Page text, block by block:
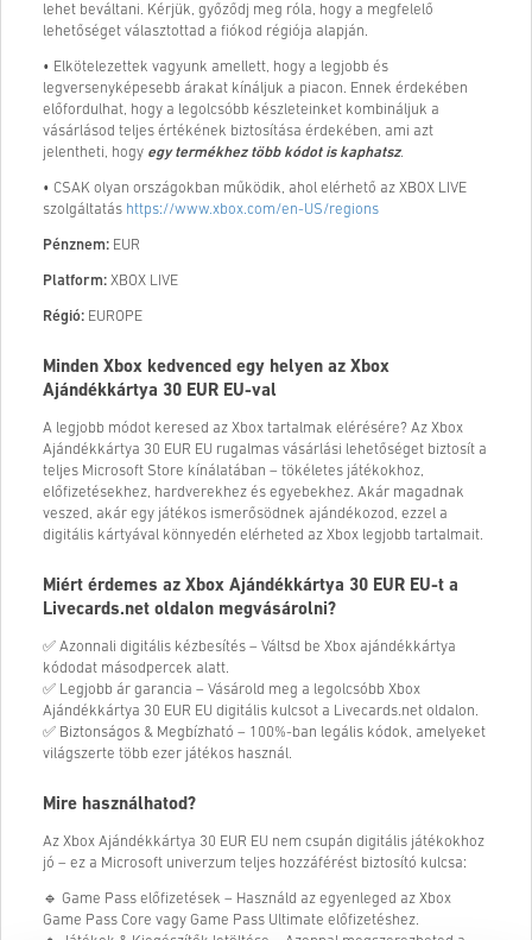
lehet beváltani. Kérjük, győződj meg róla, hogy a megfelelő
lehetőséget választottad a fiókod régiója alapján.
• Elkötelezettek vagyunk amellett, hogy a legjobb és
legversenyképesebb árakat kínáljuk a piacon. Ennek érdekében
előfordulhat, hogy a legolcsóbb készleteinket kombináljuk a
vásárlásod teljes értékének biztosítása érdekében, ami azt
jelentheti, hogy egy termékhez több kódot is kaphatsz.
• CSAK olyan országokban működik, ahol elérhető az XBOX LIVE
szolgáltatás https://www.xbox.com/en-US/regions
Pénznem: EUR
Platform: XBOX LIVE
Régió: EUROPE
Minden Xbox kedvenced egy helyen az Xbox
Ajándékkártya 30 EUR EU-val
A legjobb módot keresed az Xbox tartalmak elérésére? Az Xbox
Ajándékkártya 30 EUR EU rugalmas vásárlási lehetőséget biztosít a
teljes Microsoft Store kínálatában – tökéletes játékokhoz,
előfizetésekhez, hardverekhez és egyebekhez. Akár magadnak
veszed, akár egy játékos ismerősödnek ajándékozod, ezzel a
digitális kártyával könnyedén elérheted az Xbox legjobb tartalmait.
Miért érdemes az Xbox Ajándékkártya 30 EUR EU-t a
Livecards.net oldalon megvásárolni?
✅ Azonnali digitális kézbesítés – Váltsd be Xbox ajándékkártya
kódodat másodpercek alatt.
✅ Legjobb ár garancia – Vásárold meg a legolcsóbb Xbox
Ajándékkártya 30 EUR EU digitális kulcsot a Livecards.net oldalon.
✅ Biztonságos & Megbízható – 100%-ban legális kódok, amelyeket
világszerte több ezer játékos használ.
Mire használhatod?
Az Xbox Ajándékkártya 30 EUR EU nem csupán digitális játékokhoz
jó – ez a Microsoft univerzum teljes hozzáférést biztosító kulcsa:
🔹 Game Pass előfizetések – Használd az egyenleged az Xbox
Game Pass Core vagy Game Pass Ultimate előfizetéshez.